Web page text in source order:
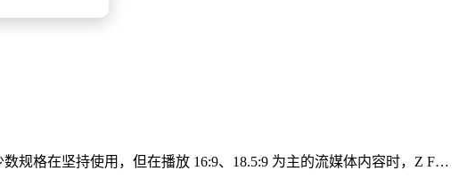
规格在坚持使用，但在播放 16:9、18.5:9 为主的流媒体内容时，Z F…